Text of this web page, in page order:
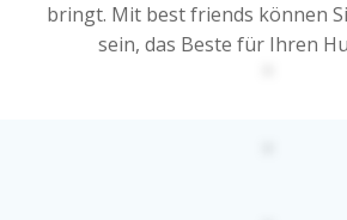
bringt. Mit best friends können
sein, das Beste für Ihren